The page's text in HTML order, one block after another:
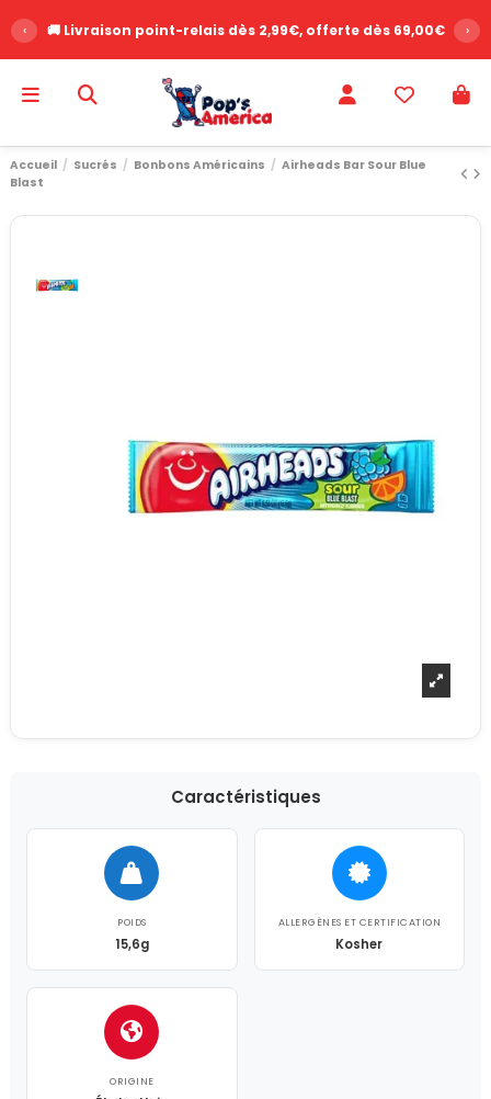
‹ 🚚 Livraison point-relais dès 2,99€, offerte dès 69,00€ ›
Accueil Sucrés Bonbons Américains
Airheads Bar Sour Blue
Blast
Caractéristiques
POIDS
15,6g
ALLERGÈNES ET CERTIFICATION
Kosher
ORIGINE